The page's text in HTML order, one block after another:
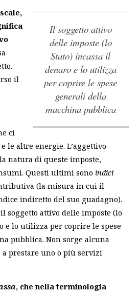
il soggetto attivo
delle imposte (lo
Stato) incassa il
denaro e lo utilizza
per coprire le spese
generali della
macchina pubblica
il
ci
le altre energie. L’aggettivo
natura di queste imposte,
Questi ultimi sono indici
(la misura in cui il
indiretto del suo guadagno).
il soggetto attivo delle imposte (lo
e lo utilizza per coprire le spese
pubblica. Non sorge alcuna
prestare uno o più servizi
, che nella terminologia